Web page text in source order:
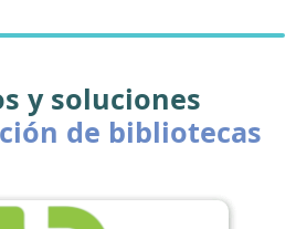
y soluciones
de bibliotecas